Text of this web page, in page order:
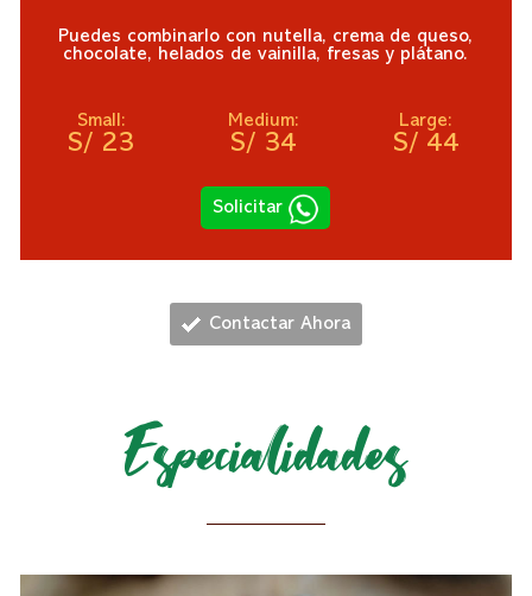
Puedes combinarlo con nutella, crema de queso,
chocolate, helados de vainilla, fresas y plátano.
Small:
S/ 23
Medium:
S/ 34
Large:
S/ 44
Solicitar
1
Contactar Ahora
Especialidades